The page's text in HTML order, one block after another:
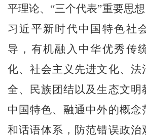
平理论、“三个代表”重要思想
习近平新时代中国特色社
导，有机融入中华优秀传
化、社会主义先进文化、法
全、民族团结以及生态文明
中国特色、融通中外的概念
和话语体系，防范错误政治